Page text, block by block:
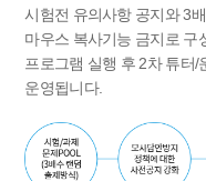
시험전 유의사항 공지와 3
마우스 복사기능 금지로 구
프로그램 실행 후 2차 튜터
운영됩니다.